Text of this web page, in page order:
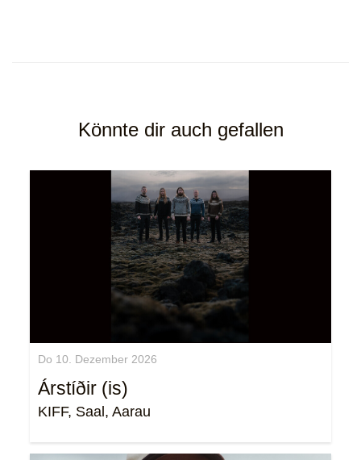
Könnte dir auch gefallen
Do 10. Dezember 2026
Árstíðir (is)
KIFF, Saal, Aarau